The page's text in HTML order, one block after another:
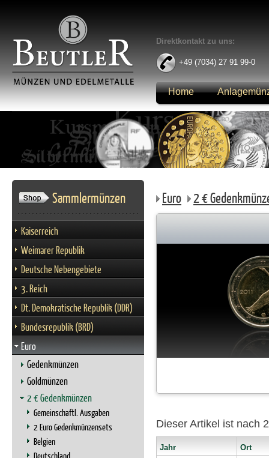
Direktkontakt zu uns:
+49 (7034) 27 91 99-0
Home
Anmelden
Sammlermünzen
Kaiserreich
Weimarer Republik
Deutsche Nebengebiete
3. Reich
Dt. Demokratische Republik (DDR)
Bundesrepublik (BRD)
Euro
Gedenkmünzen
Goldmünzen
2 € Gedenkmünzen
Gemeinschaftl. Ausgaben
2 Euro Gedenkmünzensets
Belgien
Euro 2 €
Dieser Artikel ist nach
Jahr Ort